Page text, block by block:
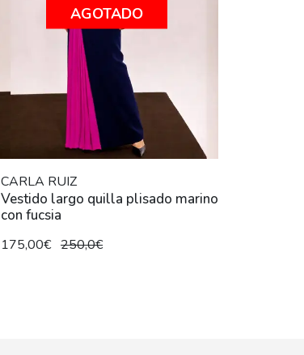
AGOTADO
CARLA RUIZ
Vestido largo quilla plisado marino
con fucsia
175,00€ 250,0€